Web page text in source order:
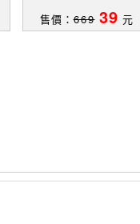
售價：669 39 元